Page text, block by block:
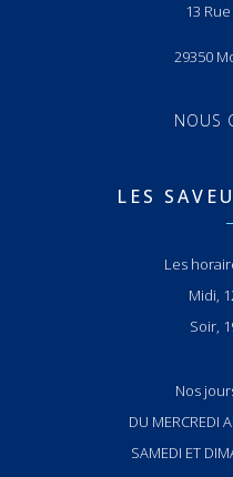
13
29350
NOUS
LES
Les
Midi,
Soir,
Nos
DU MERCREDI
SAMEDI ET